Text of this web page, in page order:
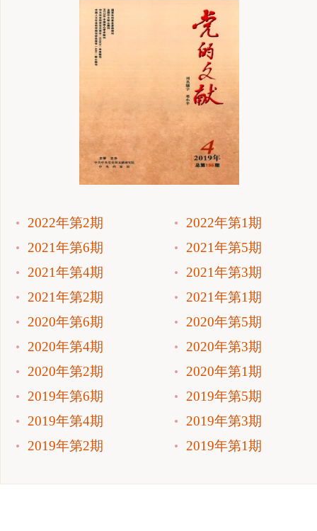
2022年第2期
2022年第1期
2021年第6期
2021年第5期
2021年第4期
2021年第3期
2021年第2期
2021年第1期
2020年第6期
2020年第5期
2020年第4期
2020年第3期
2020年第2期
2020年第1期
2019年第6期
2019年第5期
2019年第4期
2019年第3期
2019年第2期
2019年第1期